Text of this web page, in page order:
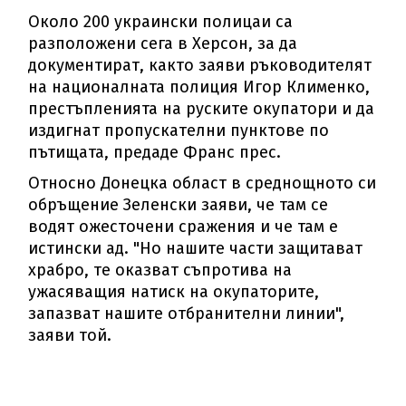
Около 200 украински полицаи са
разположени сега в Херсон, за да
документират, както заяви ръководителят
на националната полиция Игор Клименко,
престъпленията на руските окупатори и да
издигнат пропускателни пунктове по
пътищата, предаде Франс прес.
Относно Донецка област в среднощното си
обръщение Зеленски заяви, че там се
водят ожесточени сражения и че там е
истински ад. "Но нашите части защитават
храбро, те оказват съпротива на
ужасяващия натиск на окупаторите,
запазват нашите отбранителни линии",
заяви той.